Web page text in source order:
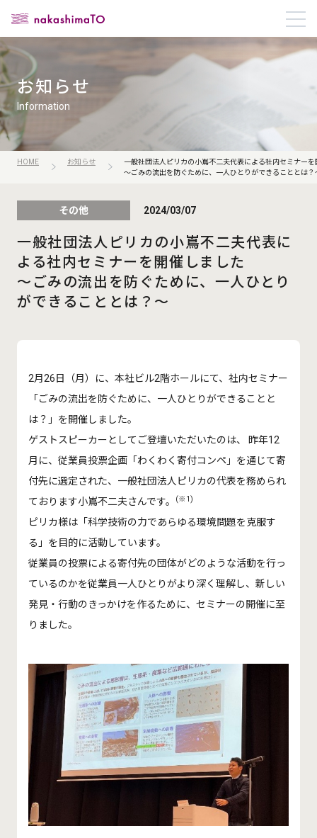
お知らせ
Information
HOME お知らせ
一般社団法人ピリカの小嶌不二夫代表による社内セミナーを
～ごみの流出を防ぐために、一人ひとりができることとは？
その他 2024/03/07
一般社団法人ピリカの小嶌不二夫代表に
よる社内セミナーを開催しました
～ごみの流出を防ぐために、一人ひとり
ができることとは？～
2月26日（月）に、本社ビル2階ホールにて、 社内セミナー
「ごみの流出を防ぐために、一人ひとりができることと
は？」を開催しました。
ゲストスピーカーとしてご登壇いただいたのは、 昨年12
月に、従業員投票企画「わくわく寄付コンペ」を通じて寄
付先に選定された、一般社団法人ピリカの代表を務められ
ております小嶌不二夫さんです。
(※1)
ピリカ様は「科学技術の力であらゆる環境問題を克服す
る」を目的に活動しています。
従業員の投票による寄付先の団体がどのような活動を行っ
ているのかを従業員一人ひとりがより深く理解し、新しい
発見・行動のきっかけを作るために、セミナーの開催に至
りました。